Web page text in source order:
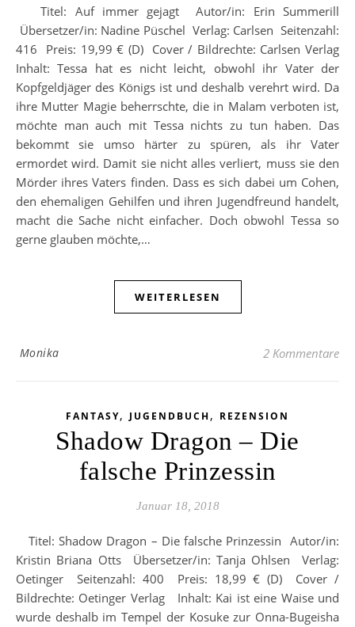
Titel: Auf immer gejagt Autor/in: Erin Summerill
Übersetzer/in: Nadine Püschel Verlag: Carlsen Seitenzahl:
416 Preis: 19,99 € (D) Cover / Bildrechte: Carlsen Verlag
Inhalt: Tessa hat es nicht leicht, obwohl ihr Vater der
Kopfgeldjäger des Königs ist und deshalb verehrt wird. Da
ihre Mutter Magie beherrschte, die in Malam verboten ist,
möchte man auch mit Tessa nichts zu tun haben. Das
bekommt sie umso härter zu spüren, als ihr Vater
ermordet wird. Damit sie nicht alles verliert, muss sie den
Mörder ihres Vaters finden. Dass es sich dabei um Cohen,
den ehemaligen Gehilfen und ihren Jugendfreund handelt,
macht die Sache nicht einfacher. Doch obwohl Tessa so
gerne glauben möchte,…
WEITERLESEN
Monika 2 Kommentare
FANTASY, JUGENDBUCH, REZENSION
Shadow Dragon – Die
falsche Prinzessin
Januar 18, 2018
Titel: Shadow Dragon – Die falsche Prinzessin Autor/in:
Kristin Briana Otts Übersetzer/in: Tanja Ohlsen Verlag:
Oetinger Seitenzahl: 400 Preis: 18,99 € (D) Cover /
Bildrechte: Oetinger Verlag Inhalt: Kai ist eine Waise und
wurde deshalb im Tempel der Kosuke zur Onna-Bugeisha